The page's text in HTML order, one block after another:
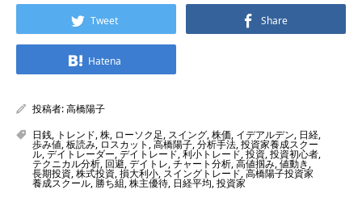
Tweet Share
Hatena
投稿者:高橋陽子
日銭, トレンド,株, ローソク足, スイング,株価, イデアルデン, 日経,
歩み値,板読み, ロスカット,高橋陽子,分析手法,投資家養成スクー
ル,デイトレーダー,デイトレード,利小トレード,投資,投資初心者,
テクニカル分析, 回避,デイトレ,チャート分析,高値掴み,値動き,
長期投資,株式投資,損大利小, スイングトレード,高橋陽子投資家
養成スクール,勝ち組,株主優待, 日経平均,投資家